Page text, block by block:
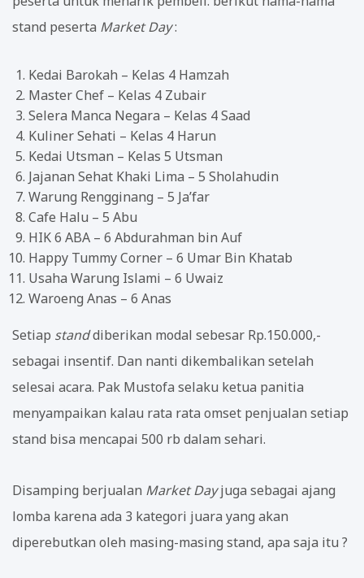
stand peserta Market Day:
Kedai Barokah – Kelas 4 Hamzah
Master Chef – Kelas 4 Zubair
Selera Manca Negara – Kelas 4 Saad
Kuliner Sehati – Kelas 4 Harun
Kedai Utsman – Kelas 5 Utsman
Jajanan Sehat Khaki Lima – 5 Sholahudin
Warung Rengginang – 5 Ja’far
Cafe Halu – 5 Abu
HIK 6 ABA – 6 Abdurahman bin Auf
Happy Tummy Corner – 6 Umar Bin Khatab
Usaha Warung Islami – 6 Uwaiz
Waroeng Anas – 6 Anas
Setiap standdiberikan modal sebesar Rp.150.000,-
sebagai insentif. Dan nanti dikembalikan setelah
selesai acara. Pak Mustofa selaku ketua panitia
menyampaikan kalau rata rata omset penjualan setiap
stand bisa mencapai 500 rb dalam sehari.
Disamping berjualan Market Dayjuga sebagai ajang
lomba karena ada 3 kategori juara yang akan
diperebutkan oleh masing-masing stand, apa saja itu ?